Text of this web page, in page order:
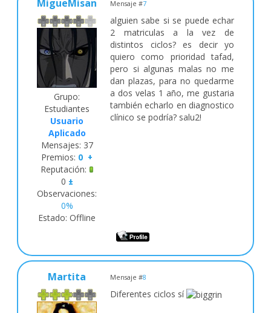
MigueMisan Mensaje #7
Grupo:
Estudiantes
Usuario
Aplicado
Mensajes: 37
Premios: 0 +
Reputación:
0 ±
Observaciones:
0%
Estado: Offline
alguien sabe si se puede echar
2 matriculas a la vez de
distintos ciclos? es decir yo
quiero como prioridad tafad,
pero si algunas malas no me
dan plazas, para no quedarme
a dos velas 1 año, me gustaria
también echarlo en diagnostico
clínico se podría? salu2!
Martita Mensaje #8
Diferentes ciclos sí